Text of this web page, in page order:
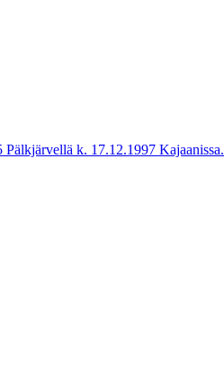
k. 17.12.1997 Kajaanissa.